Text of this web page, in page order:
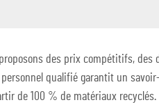
des prix compétitifs,
qualifié garantit un
de 100 % de matériaux